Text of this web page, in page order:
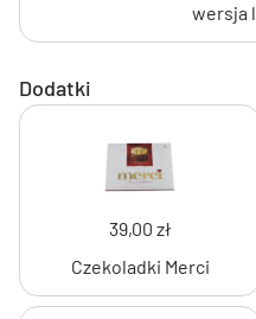
wersja
Dodatki
39,00 zł
Czekoladki Merci